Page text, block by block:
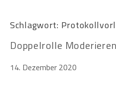
Schlagwort:
Doppelrolle
14. Dezember 2020